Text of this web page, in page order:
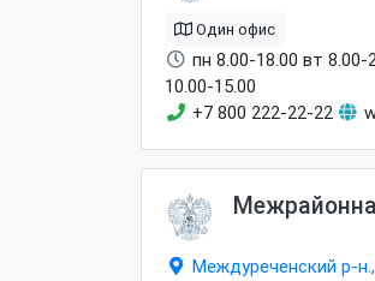
Один офис
пн 8.00-18.00 вт
10.00-15.00
+7 800 222-22-22
Междуреченский р-